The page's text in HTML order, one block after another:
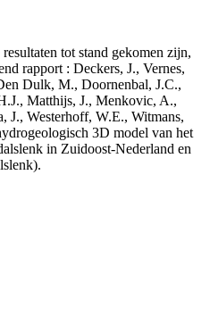
tot stand gekomen zijn,
rapport : Deckers, J., Vernes,
Dulk, M., Doornenbal, J.C.,
Matthijs, J., Menkovic, A.,
J., Westerhoff, W.E., Witmans,
3D model van het
in Zuidoost-Nederland en